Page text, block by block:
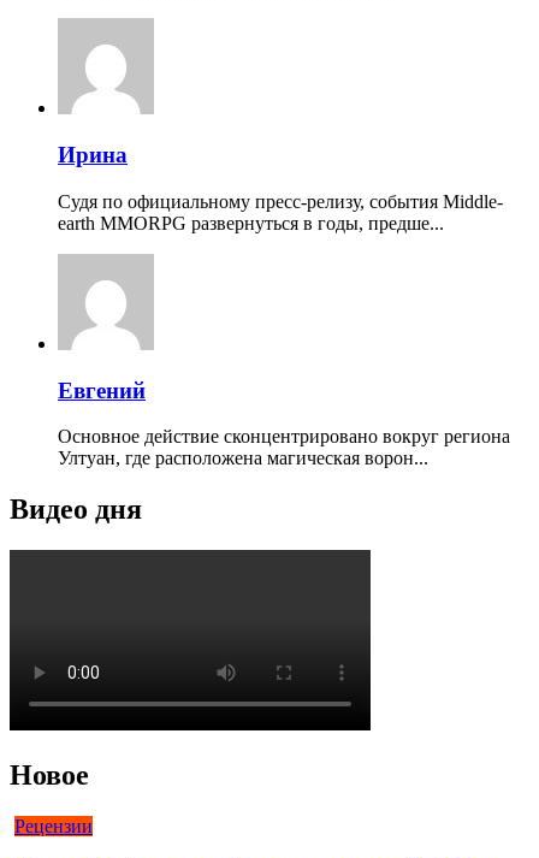
Ирина
Судя по официальному пресс-релизу, события Middle-
earth MMORPG развернуться в годы, предше...
Евгений
Основное действие сконцентрировано вокруг региона
Ултуан, где расположена магическая ворон...
Видео дня
Новое
Рецензии